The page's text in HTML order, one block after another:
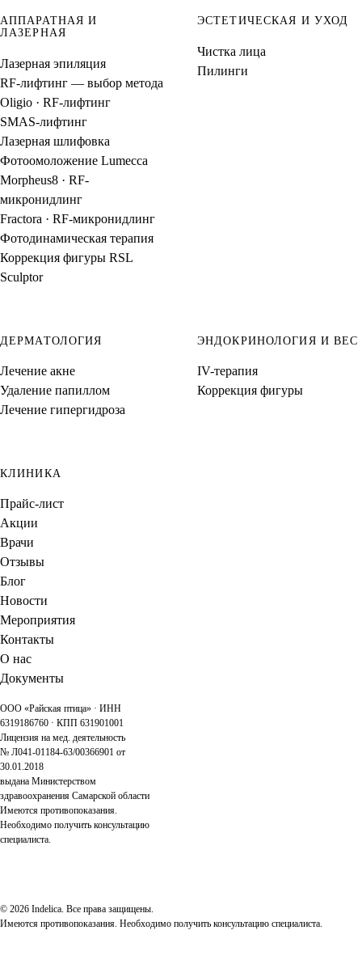
АППАРАТНАЯ И
ЛАЗЕРНАЯ
Лазерная эпиляция
RF-лифтинг — выбор метода
Oligio · RF-лифтинг
SMAS-лифтинг
Лазерная шлифовка
Фотоомоложение Lumecca
Morpheus8 · RF-
микронидлинг
Fractora · RF-микронидлинг
Фотодинамическая терапия
Коррекция фигуры RSL
Sculptor
ЭСТЕТИЧЕСКАЯ И УХОД
Чистка лица
Пилинги
ДЕРМАТОЛОГИЯ
Лечение акне
Удаление папиллом
Лечение гипергидроза
ЭНДОКРИНОЛОГИЯ И ВЕС
IV-терапия
Коррекция фигуры
КЛИНИКА
Прайс-лист
Акции
Врачи
Отзывы
Блог
Новости
Мероприятия
Контакты
О нас
Документы
ООО «Райская птица» · ИНН
6319186760 · КПП 631901001
Лицензия на мед. деятельность
№ Л041-01184-63/00366901 от
30.01.2018
выдана Министерством
здравоохранения Самарской области
Имеются противопоказания.
Необходимо получить консультацию
специалиста.
© 2026 Indelica. Все права защищены.
Имеются противопоказания. Необходимо получить консультацию специалиста.